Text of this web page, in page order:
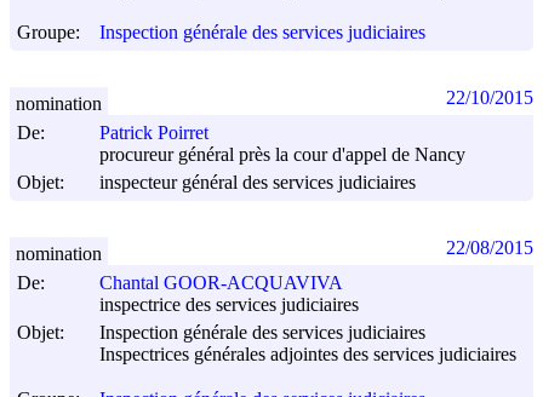
Groupe: Inspection générale des services judiciaires
De:
Patrick Poirret
procureur général près la cour d'appel de Nancy
Objet:
inspecteur général des services judiciaires
nomination 22/10/2015
De:
Chantal GOOR-ACQUAVIVA
inspectrice des services judiciaires
Objet:
Inspection générale des services judiciaires
Inspectrices générales adjointes des services judiciaires
nomination 22/08/2015